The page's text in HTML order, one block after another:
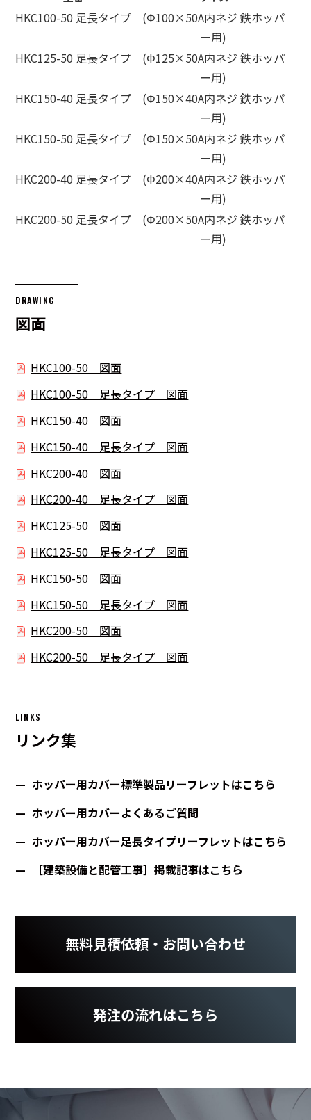
HKC100-50 足長タイプ
(Φ100×50A内ネジ 鉄ホッパ
ー用)
HKC125-50 足長タイプ
(Φ125×50A内ネジ 鉄ホッパ
ー用)
HKC150-40 足長タイプ
(Φ150×40A内ネジ 鉄ホッパ
ー用)
HKC150-50 足長タイプ
(Φ150×50A内ネジ 鉄ホッパ
ー用)
HKC200-40 足長タイプ
(Φ200×40A内ネジ 鉄ホッパ
ー用)
HKC200-50 足長タイプ
(Φ200×50A内ネジ 鉄ホッパ
ー用)
DRAWING
図面
HKC100-50 図面
HKC100-50 足長タイプ 図面
HKC150-40 図面
HKC150-40 足長タイプ 図面
HKC200-40 図面
HKC200-40 足長タイプ 図面
HKC125-50 図面
HKC125-50 足長タイプ 図面
HKC150-50 図面
HKC150-50 足長タイプ 図面
HKC200-50 図面
HKC200-50 足長タイプ 図面
LINKS
リンク集
ホッパー用カバー標準製品リーフレットはこちら
ホッパー用カバーよくあるご質問
ホッパー用カバー足長タイプリーフレットはこちら
［建築設備と配管工事］掲載記事はこちら
無料見積依頼・お問い合わせ
発注の流れはこちら